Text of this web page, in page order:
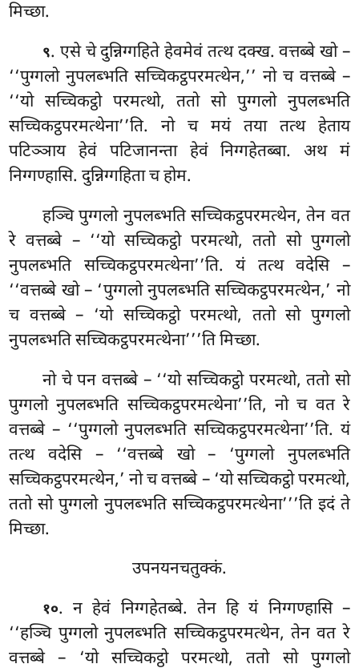
मिच्छा.
९. एसे चे दुन्निग्गहिते हेवमेवं तत्थ दक्ख. वत्तब्बे खो –
‘‘पुग्गलो नुपलब्भति सच्चिकट्ठपरमत्थेन,’’ नो च वत्तब्बे –
‘‘यो सच्चिकट्ठो परमत्थो, ततो सो पुग्गलो नुपलब्भति
सच्चिकट्ठपरमत्थेना’’ति. नो च मयं तया तत्थ हेताय
पटिञ्ञाय हेवं पटिजानन्ता हेवं निग्गहेतब्बा. अथ मं
निग्गण्हासि. दुन्निग्गहिता च होम.
हञ्चि पुग्गलो नुपलब्भति सच्चिकट्ठपरमत्थेन, तेन वत
रे वत्तब्बे – ‘‘यो सच्चिकट्ठो परमत्थो, ततो सो पुग्गलो
नुपलब्भति सच्चिकट्ठपरमत्थेना’’ति. यं तत्थ वदेसि –
‘‘वत्तब्बे खो – ‘पुग्गलो नुपलब्भतिसच्चिकट्ठपरमत्थेन,’ नो
च वत्तब्बे – ‘यो सच्चिकट्ठो परमत्थो, ततो सो पुग्गलो
नुपलब्भति सच्चिकट्ठपरमत्थेना’’’ति मिच्छा.
नो चे पन वत्तब्बे – ‘‘यो सच्चिकट्ठो परमत्थो, ततो सो
पुग्गलो नुपलब्भति सच्चिकट्ठपरमत्थेना’’ति, नो च वत रे
वत्तब्बे – ‘‘पुग्गलो नुपलब्भति सच्चिकट्ठपरमत्थेना’’ति. यं
तत्थ वदेसि – ‘‘वत्तब्बे खो – ‘पुग्गलो नुपलब्भति
सच्चिकट्ठपरमत्थेन,’नो च वत्तब्बे – ‘यो सच्चिकट्ठोपरमत्थो,
ततो सो पुग्गलो नुपलब्भति सच्चिकट्ठपरमत्थेना’’’ति इदं ते
मिच्छा.
उपनयनचतुक्कं.
१०. न हेवं निग्गहेतब्बे. तेन हि यं निग्गण्हासि –
‘‘हञ्चि पुग्गलो नुपलब्भति सच्चिकट्ठपरमत्थेन, तेन वत रे
वत्तब्बे – ‘यो सच्चिकट्ठो परमत्थो, ततो सो पुग्गलो